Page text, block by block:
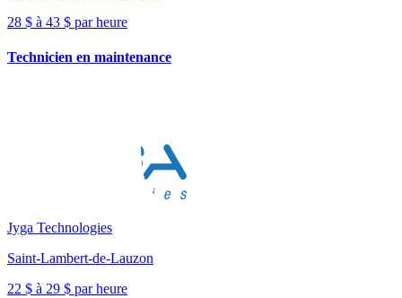
28 $ à 43 $ par heure
Technicien en maintenance
Jyga Technologies
Saint-Lambert-de-Lauzon
22 $ à 29 $ par heure